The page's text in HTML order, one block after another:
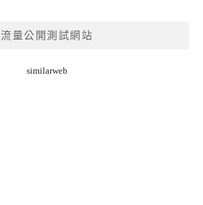
流量公開測試網站
similarweb